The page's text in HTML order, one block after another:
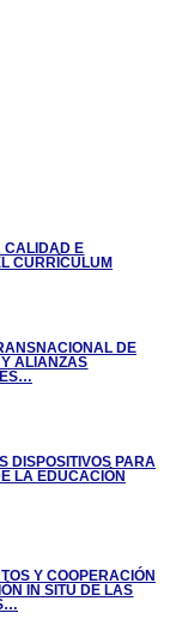
CALIDAD E
CURRÍCULUM
DE
ALIANZAS
DISPOSITIVOS PARA
LA EDUCACIÓN
Y COOPERACIÓN
IN SITU DE LAS